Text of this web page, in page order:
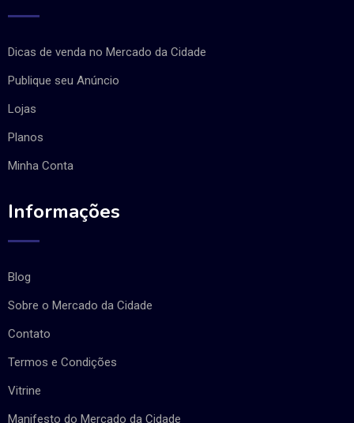
Dicas de venda no Mercado da Cidade
Publique seu Anúncio
Lojas
Planos
Minha Conta
Informações
Blog
Sobre o Mercado da Cidade
Contato
Termos e Condições
Vitrine
Manifesto do Mercado da Cidade